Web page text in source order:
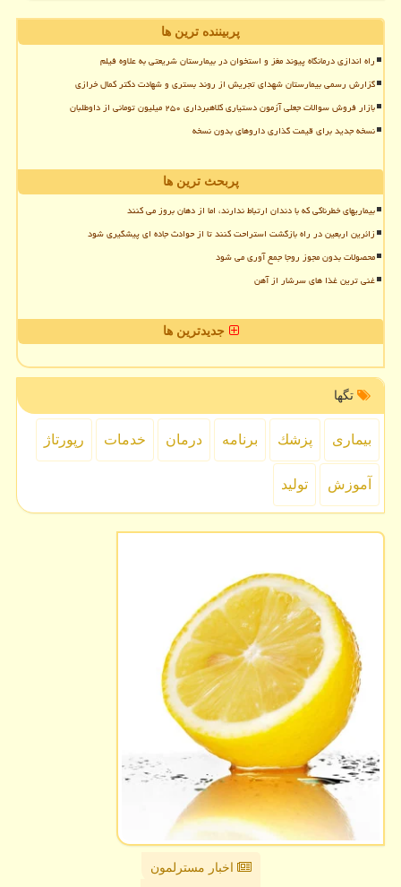
پربیننده ترین ها
راه اندازی درمانگاه پیوند مغز و استخوان در بیمارستان شریعتی به علاوه فیلم
گزارش رسمی بیمارستان شهدای تجریش از روند بستری و شهادت دکتر کمال خرازی
بازار فروش سوالات جعلی آزمون دستیاری کلاهبرداری ۲۵۰ میلیون تومانی از داوطلبان
نسخه جدید برای قیمت گذاری داروهای بدون نسخه
پربحث ترین ها
بیماریهای خطرناکی که با دندان ارتباط ندارند، اما از دهان بروز می کنند
زائرین اربعین در راه بازگشت استراحت کنند تا از حوادث جاده ای پیشگیری شود
محصولات بدون مجوز روجا جمع آوری می شود
غنی ترین غذا های سرشار از آهن
جدیدترین ها
تگها
بیماری پزشك برنامه درمان خدمات رپورتاژ
آموزش تولید
اخبار مسترلمون